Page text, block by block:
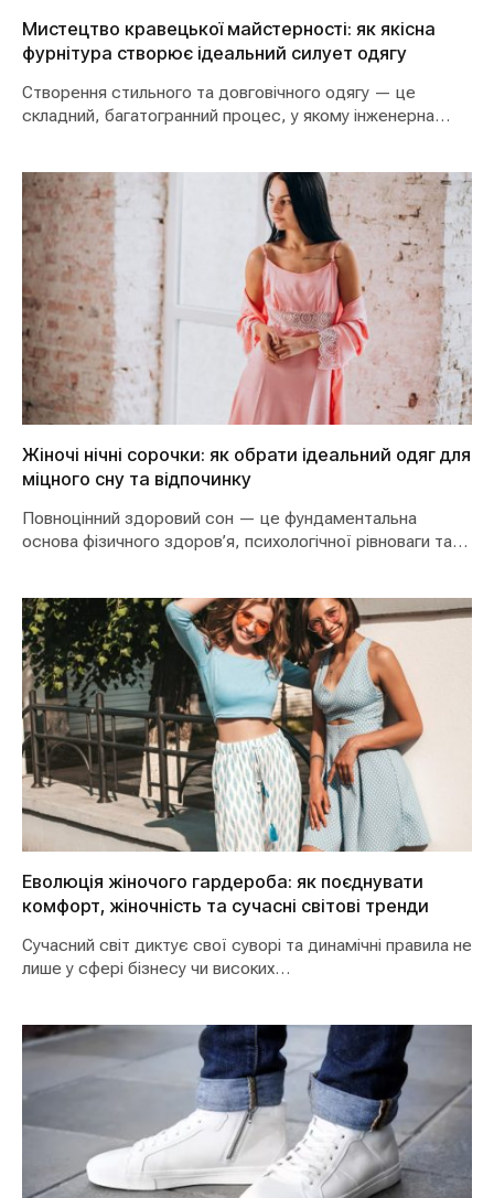
Мистецтво кравецької майстерності: як якісна
фурнітура створює ідеальний силует одягу
Створення стильного та довговічного одягу — це
складний, багатогранний процес, у якому інженерна
Жіночі нічні сорочки: як обрати ідеальний одяг для
міцного сну та відпочинку
Повноцінний здоровий сон — це фундаментальна
основа фізичного здоров’я, психологічної рівноваги та
Еволюція жіночого гардероба: як поєднувати
комфорт, жіночність та сучасні світові тренди
Сучасний світ диктує свої суворі та динамічні правила не
лише у сфері бізнесу чи високих…